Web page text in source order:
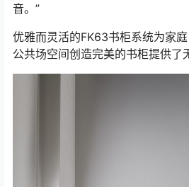
音。”
优雅而灵活的FK63书柜系统为家
公共场空间创造完美的书柜提供了